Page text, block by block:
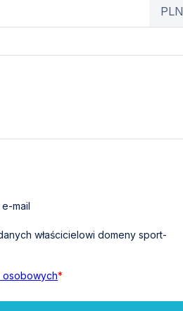
PLN
mail
właścicielowi domeny sport-
osobowych*